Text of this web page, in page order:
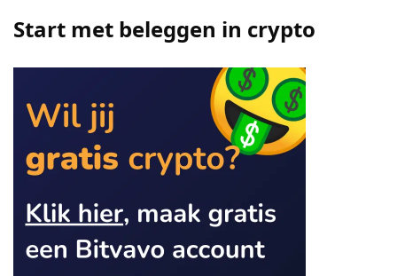
Start met beleggen in crypto